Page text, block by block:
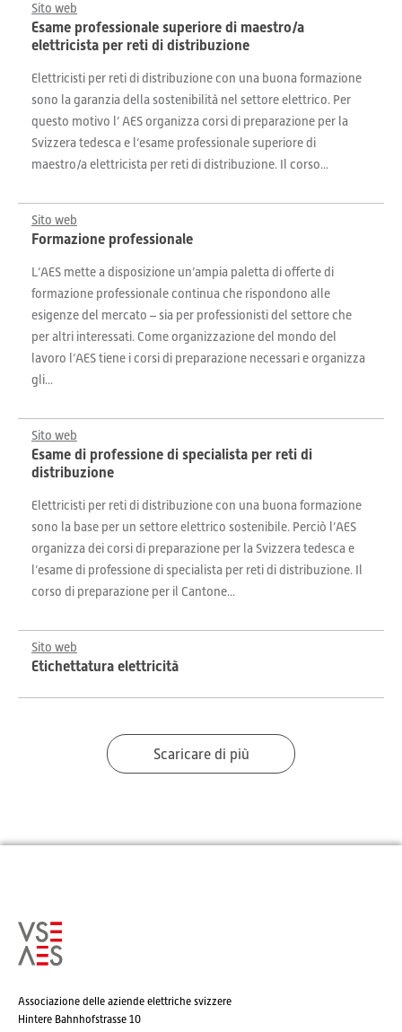
Sito web
Esame professionale superiore di maestro/a
elettricista per reti di distribuzione
Elettricisti per reti di distribuzione con una buona formazione
sono la garanzia della sostenibilità nel settore elettrico. Per
questo motivo l’ AES organizza corsi di preparazione per la
Svizzera tedesca e l’esame professionale superiore di
maestro/a elettricista per reti di distribuzione. Il corso...
Sito web
Formazione professionale
L’AES mette a disposizione un’ampia paletta di offerte di
formazione professionale continua che rispondono alle
esigenze del mercato – sia per professionisti del settore che
per altri interessati. Come organizzazione del mondo del
lavoro l’AES tiene i corsi di preparazione necessari e organizza
gli...
Sito web
Esame di professione di specialista per reti di
distribuzione
Elettricisti per reti di distribuzione con una buona formazione
sono la base per un settore elettrico sostenibile. Perciò l’AES
organizza dei corsi di preparazione per la Svizzera tedesca e
l’esame di professione di specialista per reti di distribuzione. Il
corso di preparazione per il Cantone...
Sito web
Etichettatura elettricità
Scaricare di più
Associazione delle aziende elettriche svizzere
Hintere Bahnhofstrasse 10